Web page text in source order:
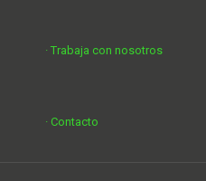
· Trabaja con nosotros
· Contacto